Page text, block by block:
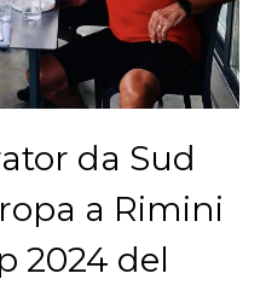
da Sud
a Rimini
2024 del